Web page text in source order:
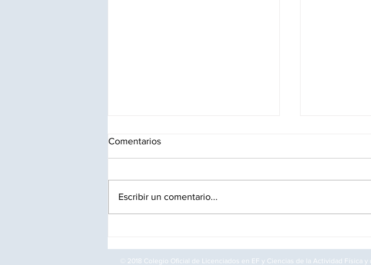
Comentarios
Escribir un comentario...
© 2018 Colegio Oficial de Licenciados en EF y Ciencias de la Actividad Física